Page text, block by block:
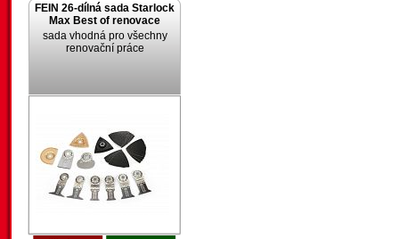
FEIN 26-dílná sada Starlock
Max Best of renovace
sada vhodná pro všechny
renovační práce